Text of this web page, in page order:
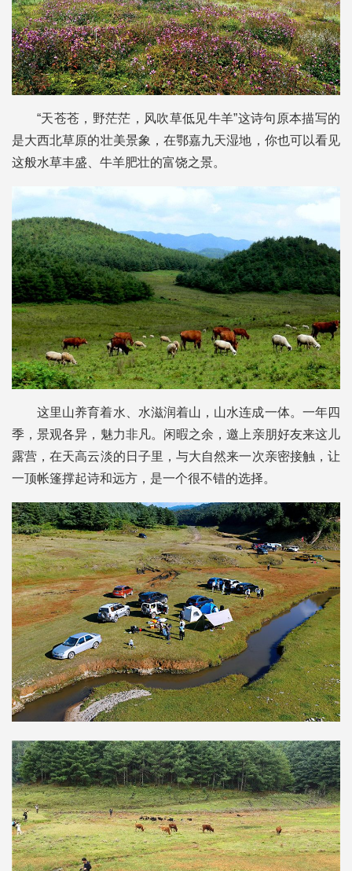
“天苍苍，野茫茫，风吹草低见牛羊”这诗句原本描写的
是大西北草原的壮美景象，在鄂嘉九天湿地，你也可以看见
这般水草丰盛、牛羊肥壮的富饶之景。
这里山养育着水、水滋润着山，山水连成一体。一年四
季，景观各异，魅力非凡。闲暇之余，邀上亲朋好友来这儿
露营，在天高云淡的日子里，与大自然来一次亲密接触，让
一顶帐篷撑起诗和远方，是一个很不错的选择。